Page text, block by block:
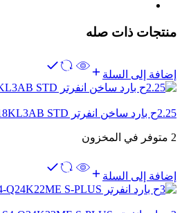
منتجات ذات صله
إضافة إلى السلة
2.25ح بارد ساخن انفرتر S4-W18KL3AB STD
2 متوفر في المخزون
إضافة إلى السلة